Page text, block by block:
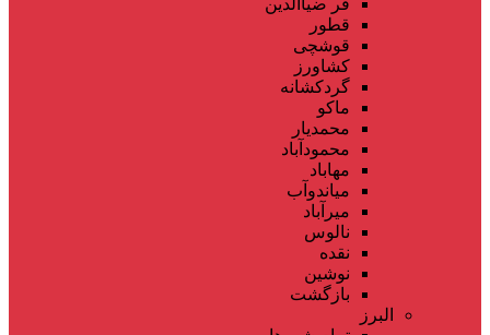
قطور
قوشچی
کشاورز
گردکشانه
ماکو
محمدیار
محمودآباد
مهاباد
میاندوآب
میرآباد
نالوس
نقده
نوشین
بازگشت
البرز